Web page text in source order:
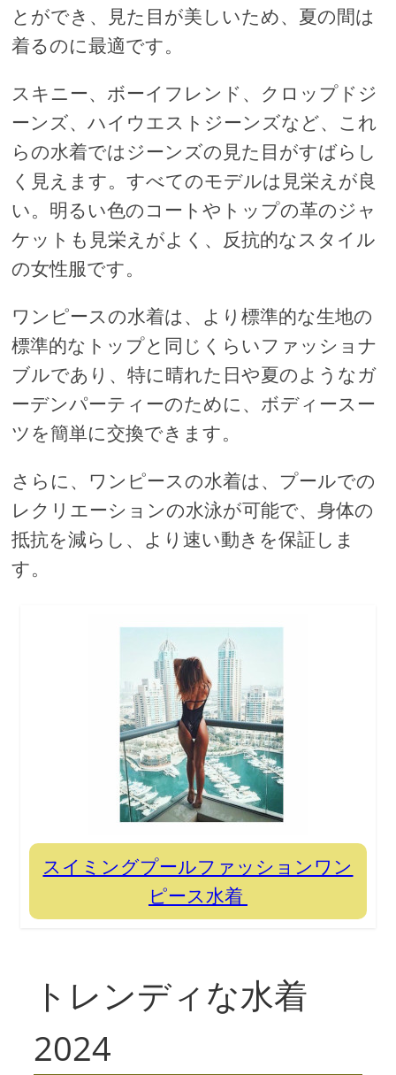
とができ、見た目が美しいため、夏の間は
着るのに最適です。
スキニー、ボーイフレンド、クロップドジ
ーンズ、ハイウエストジーンズなど、これ
らの水着ではジーンズの見た目がすばらし
く見えます。すべてのモデルは見栄えが良
い。明るい色のコートやトップの革のジャ
ケットも見栄えがよく、反抗的なスタイル
の女性服です。
ワンピースの水着は、より標準的な生地の
標準的なトップと同じくらいファッショナ
ブルであり、特に晴れた日や夏のようなガ
ーデンパーティーのために、ボディースー
ツを簡単に交換できます。
さらに、ワンピースの水着は、プールでの
レクリエーションの水泳が可能で、身体の
抵抗を減らし、より速い動きを保証しま
す。
スイミングプールファッションワン
ピース水着
トレンディな水着
2024